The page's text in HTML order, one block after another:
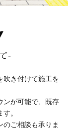
吹き付けて施工を
が可能で、
既存
。
のご相談も承りま